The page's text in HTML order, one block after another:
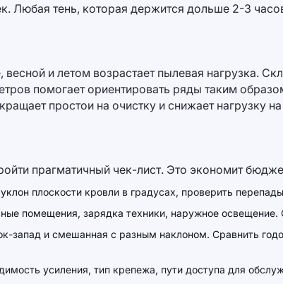
Любая тень, которая держится дольше 2-3
и летом возрастает пылевая нагрузка.
помогает ориентировать ряды таким
простои на очистку и снижает нагрузку
прагматичный чек-лист. Это экономит
плоскости кровли в градусах, проверить
помещения, зарядка техники, наружное освещение.
запад и смешанная с разным наклоном. Сравнить
усиления, тип крепежа, пути доступа для